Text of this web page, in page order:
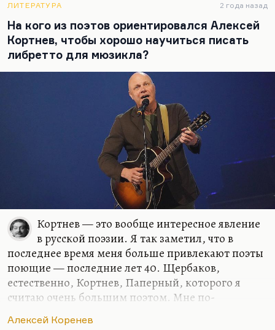
проходит у меня по разряду пошлятины. При
этом пошлятина эта интеллектуальная,
утонченная, но в подоснове ее я все равно
чувствую какую-то грубую материю, как если бы
какой-то бесконечно утонченный человек при
мне начал обсценно выражаться.
ЛИТЕРАТУРА 2 года назад
На кого из поэтов ориентировался Алексей
Кортнев, чтобы хорошо научиться писать
либретто для мюзикла?
Кортнев — это вообще интересное явление
в русской поэзии. Я так заметил, что в
последнее время меня больше привлекают поэты
поющие — последние лет 40. Щербаков,
естественно, Кортнев, Паперный, которого я
считаю очень большим поэтом. Мне по-
Оксимирон — это тоже музыка.
Алексей Коренев